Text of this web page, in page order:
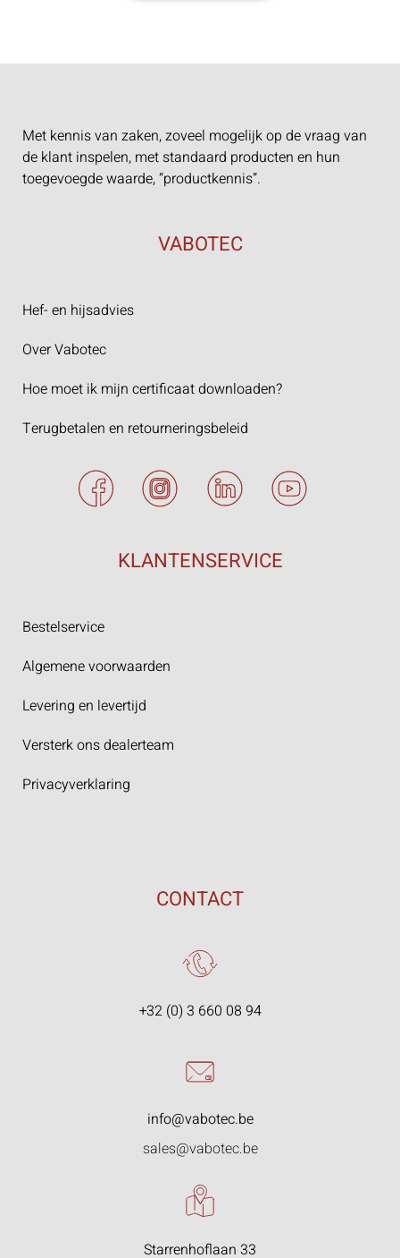
Met kennis van zaken, zoveel mogelijk op de vraag van
de klant inspelen, met standaard producten en hun
toegevoegde waarde, “productkennis”.
VABOTEC
Hef- en hijsadvies
Over Vabotec
Hoe moet ik mijn certificaat downloaden?
Terugbetalen en retourneringsbeleid
KLANTENSERVICE
Bestelservice
Algemene voorwaarden
Levering en levertijd
Versterk ons dealerteam
Privacyverklaring
CONTACT
+32 (0) 3 660 08 94
info@vabotec.be
sales@vabotec.be
Starrenhoflaan 33